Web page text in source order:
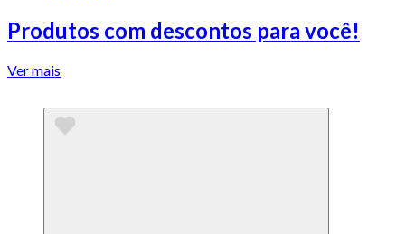
Produtos com descontos para você!
Ver mais